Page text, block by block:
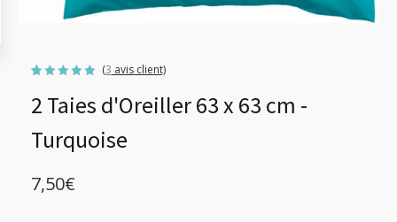
sur 5
basé sur
(3 avis client)
2 Taies d'Oreiller 63 x 63 cm -
Turquoise
7,50€